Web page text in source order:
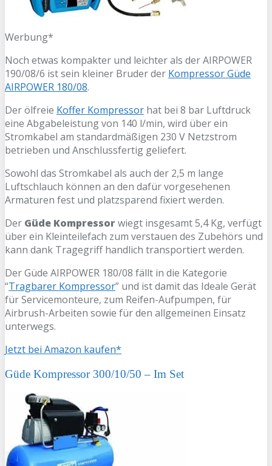
Werbung*
Noch etwas kompakter und leichter als der AIRPOWER
190/08/6 ist sein kleiner Bruder der Kompressor Güde
AIRPOWER 180/08.
Der ölfreie Koffer Kompressor hat bei 8 bar Luftdruck
eine Abgabeleistung von 140 l/min, wird über ein
Stromkabel am standardmäßigen 230 V Netzstrom
betrieben und Anschlussfertig geliefert.
Sowohl das Stromkabel als auch der 2,5 m lange
Luftschlauch können an den dafür vorgesehenen
Armaturen fest und platzsparend fixiert werden.
Der Güde Kompressorwiegt insgesamt 5,4 Kg, verfügt
über ein Kleinteilefach zum verstauen des Zubehörs und
kann dank Tragegriff handlich transportiert werden.
Der Güde AIRPOWER 180/08 fällt in die Kategorie
“Tragbarer Kompressor” und ist damit das Ideale Gerät
für Servicemonteure, zum Reifen-Aufpumpen, für
Airbrush-Arbeiten sowie für den allgemeinen Einsatz
unterwegs.
Jetzt bei Amazon kaufen*
Güde Kompressor 300/10/50 – Im Set